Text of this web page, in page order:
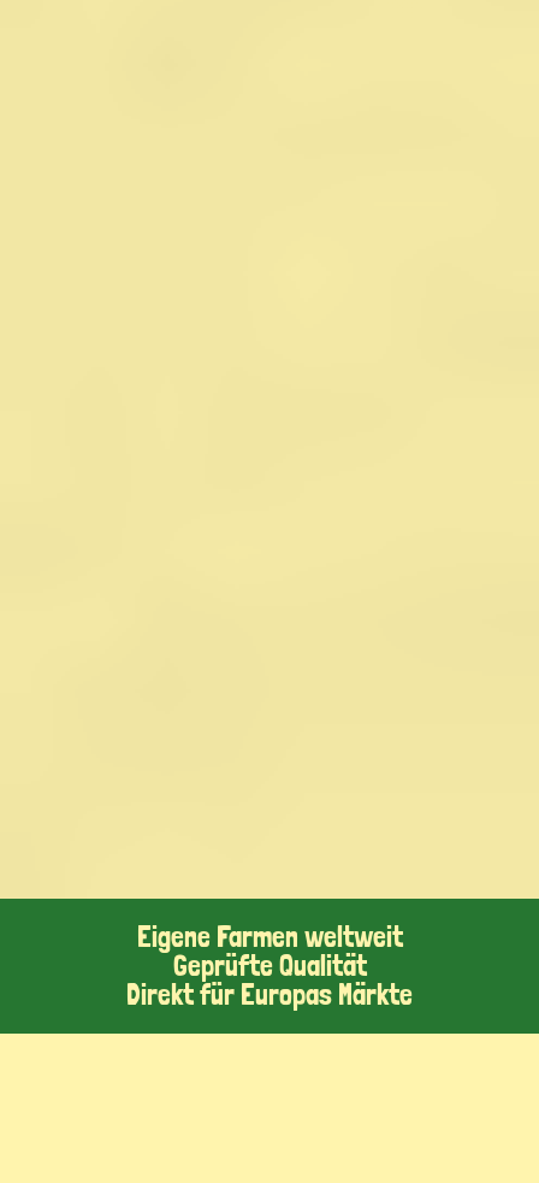
Eigene Farmen weltweit
Geprüfte Qualität
Direkt für Europas Märkte